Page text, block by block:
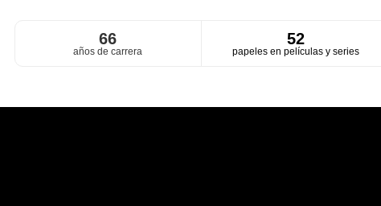
66
años de carrera
52
papeles en películas y series